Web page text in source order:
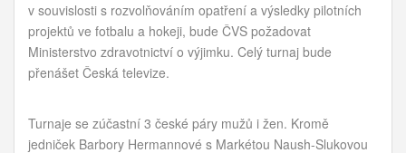
v souvislosti s rozvolňováním opatření a výsledky pilotních
projektů ve fotbalu a hokeji, bude ČVS požadovat
Ministerstvo zdravotnictví o výjimku. Celý turnaj bude
přenášet Česká televize.
Turnaje se zúčastní 3 české páry mužů i žen. Kromě
jedniček Barbory Hermannové s Markétou Naush-Slukovou